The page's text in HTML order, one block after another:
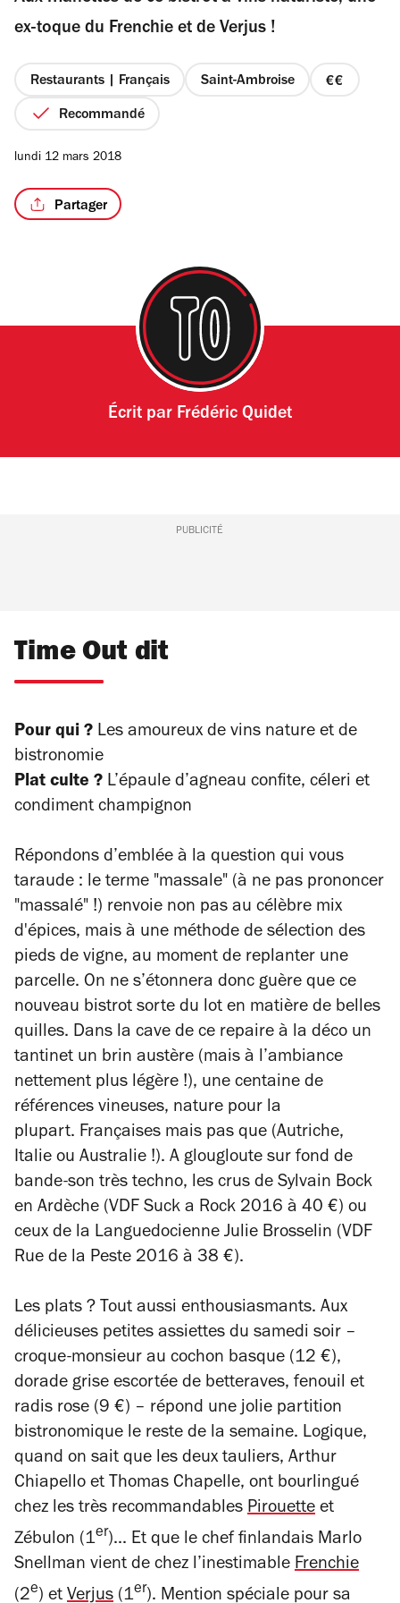
étoiles
ex-toque du Frenchie et de Verjus !
Restaurants | Français Saint-Ambroise
prix
Recommandé
lundi 12 mars 2018
Partager
Écrit par Frédéric Quidet
PUBLICITÉ
Time Out dit
Pour qui ? Les amoureux de vins nature et de
bistronomie
Plat culte ? L’épaule d’agneau confite, céleri et
condiment champignon
Répondons d’emblée à la question qui vous
taraude : le terme "massale" (à ne pas prononcer
"massalé" !) renvoie non pas au célèbre mix
d'épices, mais à une méthode de sélection des
pieds de vigne, au moment de replanter une
parcelle. On ne s’étonnera donc guère que ce
nouveau bistrot sorte du lot en matière de belles
quilles. Dans la cave de ce repaire à la déco un
tantinet un brin austère (mais à l’ambiance
nettement plus légère !), une centaine de
références vineuses, nature pour la
plupart. Françaises mais pas que (Autriche,
Italie ou Australie !). A glougloute sur fond de
bande-son très techno, les crus de Sylvain Bock
en Ardèche (VDF Suck a Rock 2016 à 40 €) ou
ceux de la Languedocienne Julie Brosselin (VDF
Rue de la Peste 2016 à 38 €).
Les plats ? Tout aussi enthousiasmants. Aux
délicieuses petites assiettes du samedi soir –
croque-monsieur au cochon basque (12 €),
dorade grise escortée de betteraves, fenouil et
radis rose (9 €) – répond une jolie partition
bistronomique le reste de la semaine. Logique,
quand on sait que les deux tauliers, Arthur
Chiapello et Thomas Chapelle, ont bourlingué
chez les très recommandables Pirouette et
Zébulon (1er)... Et que le chef finlandais Marlo
Snellman vient de chez l’inestimable Frenchie
(2e) et Verjus (1er). Mention spéciale pour sa